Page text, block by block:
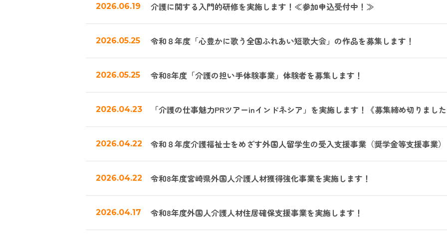
2026.06.19 介護に関する入門的研修を実施します！≪参加申込受付中！≫
2026.05.25 令和８年度「心豊かに歌う全国ふれあい短歌大会」の作品を募集します！
2026.05.25 令和8年度「介護の担い手体験事業」体験者を募集します！
2026.04.23 「介護の仕事魅力PRツアーinインドネシア」を実施します！《募集締め切りまし
2026.04.22 令和８年度介護福祉士をめざす外国人留学生の受入支援事業（奨学金等支援事業
2026.04.22 令和8年度宮崎県外国人介護人材獲得強化事業を実施します！
2026.04.17 令和8年度外国人介護人材住居確保支援事業を実施します！